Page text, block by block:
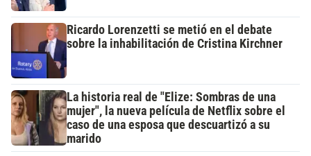
Ricardo Lorenzetti se metió en el debate
sobre la inhabilitación de Cristina Kirchner
La historia real de "Elize: Sombras de una
mujer", la nueva película de Netflix sobre el
caso de una esposa que descuartizó a su
marido